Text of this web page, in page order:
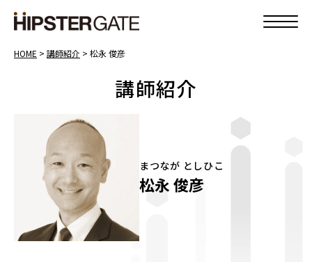
HOME > 講師紹介 > 松永 俊彦
講師紹介
まつなが としひこ
松永 俊彦